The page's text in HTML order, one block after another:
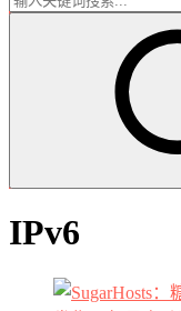
IPv6